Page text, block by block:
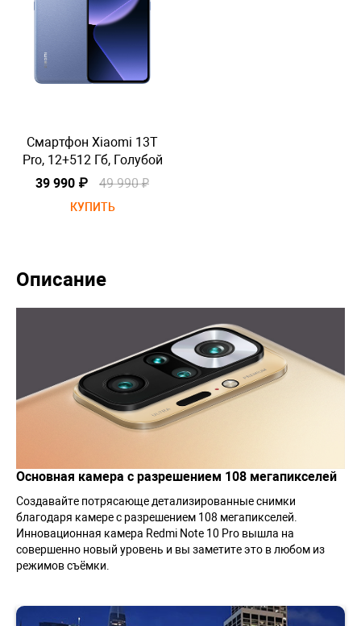
Смартфон Xiaomi 13T
Pro, 12+512 Гб, Голубой
39 990 ₽
49 990 ₽
КУПИТЬ
Описание
Основная камера с разрешением 108 мегапикселей
Создавайте потрясающе детализированные снимки
благодаря камере с разрешением 108 мегапикселей.
Инновационная камера Redmi Note 10 Pro вышла на
совершенно новый уровень и вы заметите это в любом из
режимов съёмки.